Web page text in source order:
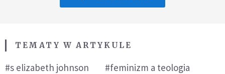
TEMATY W ARTYKULE
#s elizabeth johnson #feminizm a teologia